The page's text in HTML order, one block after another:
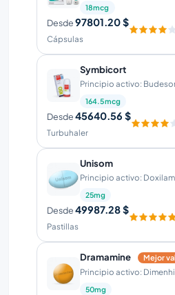
18mcg
Desde97801.20 $
Cápsulas
Symbicort
Principio activo:
164.5mcg
Desde45640.56 $
Turbuhaler
Unisom
Principio activo:
25mg
Desde49987.28 $
Pastillas
Dramamine Mejor
Principio activo:
50mg